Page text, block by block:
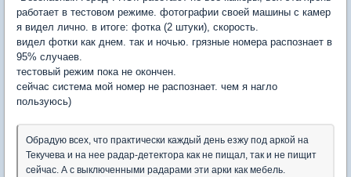
работает в тестовом режиме. фотографии своей машины с камер
я видел лично. в итоге: фотка (2 штуки), скорость.
видел фотки как днем. так и ночью. грязные номера распознает в
95% случаев.
тестовый режим пока не окончен.
сейчас система мой номер не распознает. чем я нагло
пользуюсь)
Обрадую всех, что практически каждый день езжу под аркой на
Текучева и на нее радар-детектора как не пищал, так и не пищит
сейчас. А с выключенными радарами эти арки как мебель.